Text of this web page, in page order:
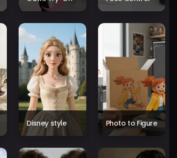
Disney style Photo to Figure